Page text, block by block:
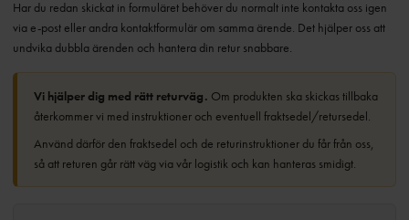
Har du redan skickat in formuläret behöver du normalt inte kontakta oss igen
via e-post eller andra kontaktformulär om samma ärende. Det hjälper oss att
undvika dubbla ärenden och hantera din retur snabbare.
Vi hjälper dig med rätt returväg. Om produkten ska skickas tillbaka
återkommer vi med instruktioner och eventuell fraktsedel/retursedel.
Använd därför den fraktsedel och de returinstruktioner du får från oss,
så att returen går rätt väg via vår logistik och kan hanteras smidigt.